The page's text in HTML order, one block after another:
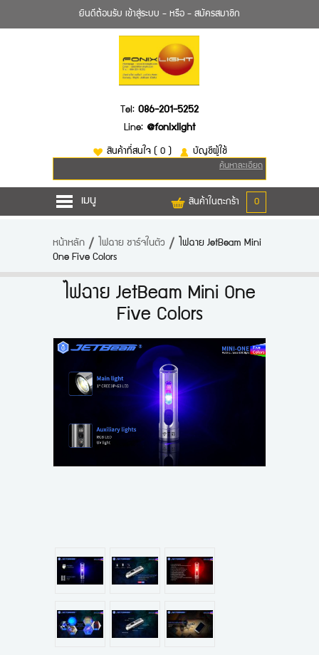
ยินดีต้อนรับ เข้าสู่ระบบ - หรือ - สมัครสมาชิก
Tel: 086-201-5252
Line: @fonixlight
สินค้าที่สนใจ ( 0 ) บัญชีผู้ใช้
สินค้าในตะกร้า 0
ค้นหาละเอียด
เมนู
สินค้า
ยี่ห้อไฟฉาย
บัญชีผู้ใช้
ติดต่อเรา
แจ้งชำระเงิน
หน้าหลัก ไฟฉาย ชาร์จในตัว
ไฟฉาย JetBeam Mini
One Five Colors
ไฟฉาย JetBeam Mini One
Five Colors